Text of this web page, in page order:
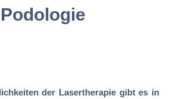
der Lasertherapie gibt es in